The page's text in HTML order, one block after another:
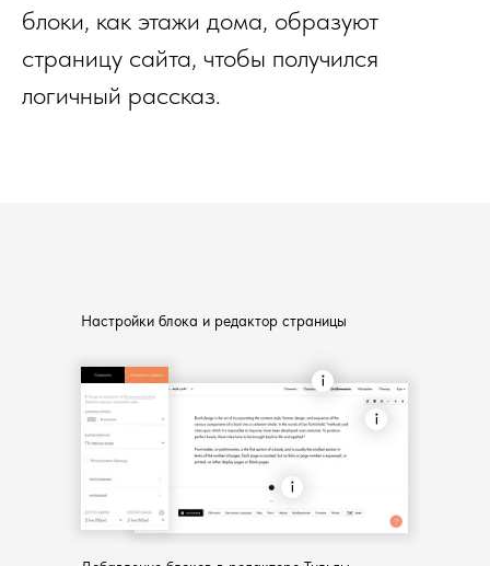
блоки, как этажи дома, образуют
страницу сайта, чтобы получился
логичный рассказ.
Настройки блока и редактор страницы